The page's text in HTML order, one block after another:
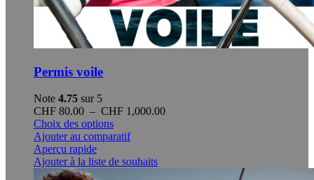
Permis voile
Note 4.75 sur 5
CHF 80.00 – CHF 1,000.00Plage
Choix des optionsCe
produit
plusieurs
Ajouter au comparatif
Aperçu rapide
Ajouter à la liste de souhaits